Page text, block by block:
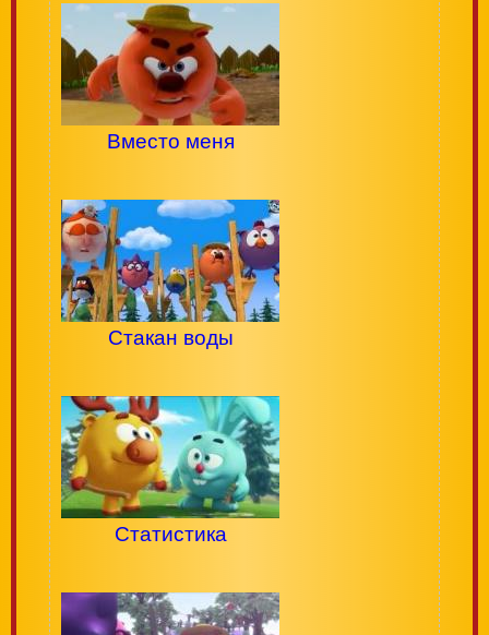
Вместо меня
Стакан воды
Статистика